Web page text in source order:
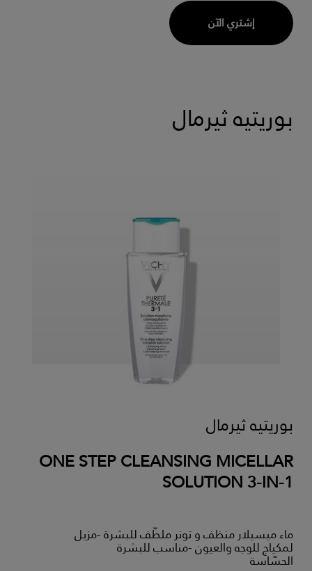
إشتري الآن
بوريتيه ثيرمال
بوريتيه ثيرمال
ONE STEP CLEANSING MICELLAR
SOLUTION 3-IN-1
ماء ميسيلار منظف و تونر ملطّف للبشرة -مزيل
لمكياج للوجه والعيون -مناسب للبشرة
الحسّاسة